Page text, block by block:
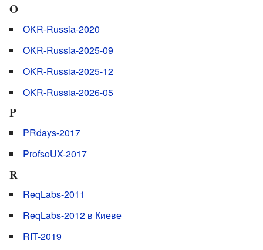
O
OKR-Russia-2020
OKR-Russia-2025-09
OKR-Russia-2025-12
OKR-Russia-2026-05
P
PRdays-2017
ProfsoUX-2017
R
ReqLabs-2011
ReqLabs-2012 в Киеве
RIT-2019